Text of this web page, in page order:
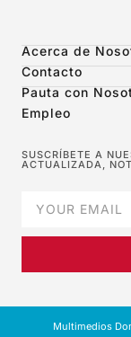
Acerca de
Contacto
Pauta con
Empleo
SUSCRÍBETE A
ACTUALIZADA,
Multimedios